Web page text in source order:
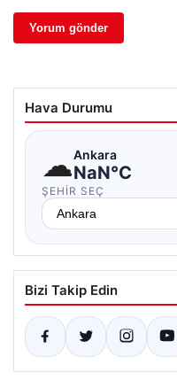
Hava Durumu
☁Ankara
NaN°C
ŞEHIR SEÇ
Bizi Takip Edin